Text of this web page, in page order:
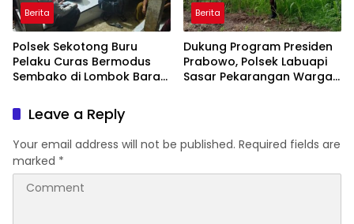
Berita
Polsek Sekotong Buru
Pelaku Curas Bermodus
Sembako di Lombok Barat,
Hoaks
Berita
Dukung Program Presiden
Prabowo, Polsek Labuapi
Sasar Pekarangan Warga
Leave a Reply
Your email address will not be published. Required fields are
marked *